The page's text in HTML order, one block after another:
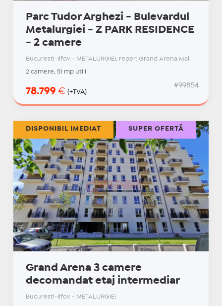
Parc Tudor Arghezi - Bulevardul
Metalurgiei - Z PARK RESIDENCE
- 2 camere
Bucuresti-Ilfov - METALURGIEI, reper: Grand Arena Mall
2 camere, 51 mp utili
78.799 € (+TVA)
#99854
Grand Arena 3 camere
decomandat etaj intermediar
Bucuresti-Ilfov - METALURGIEI
DISPONIBIL IMEDIAT SUPER OFERTĂ